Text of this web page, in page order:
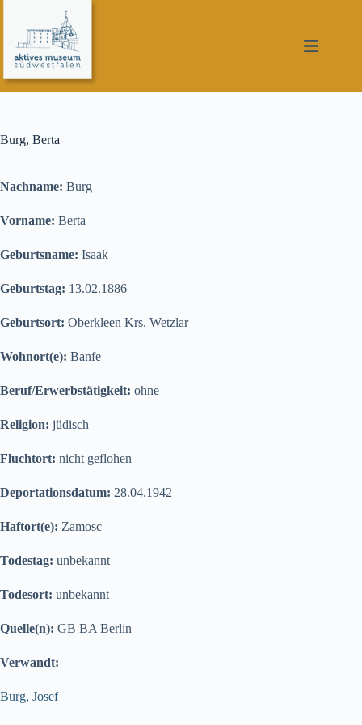
springen
Burg, Berta
Nachname: Burg
Vorname: Berta
Geburtsname: Isaak
Geburtstag: 13.02.1886
Geburtsort: Oberkleen Krs. Wetzlar
Wohnort(e): Banfe
Beruf/Erwerbstätigkeit: ohne
Religion: jüdisch
Fluchtort: nicht geflohen
Deportationsdatum: 28.04.1942
Haftort(e): Zamosc
Todestag: unbekannt
Todesort: unbekannt
Quelle(n): GB BA Berlin
Verwandt:
Burg, Josef